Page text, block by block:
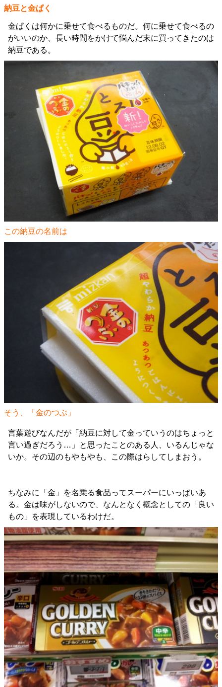
納豆と金ぱく
金ぱくは何かに乗せて食べるものだ。何に乗せて食べるの
がいいのか、長い時間をかけて悩んだ末に買ってきたのは
納豆である。
この納豆の名前は
そう、「金のつぶ」
言葉遊びなんだが「納豆に対して金っていうのはちょっと
言い過ぎだろう…」と思ったことのある人、いるんじゃな
いか。その辺のもやもやも、この際はらしてしまおう。
ちなみに「金」を名乗る食品ってスーパーにいっぱいあ
る。金は味がしないので、なんとなく概念としての「良い
もの」を表現しているわけだ。